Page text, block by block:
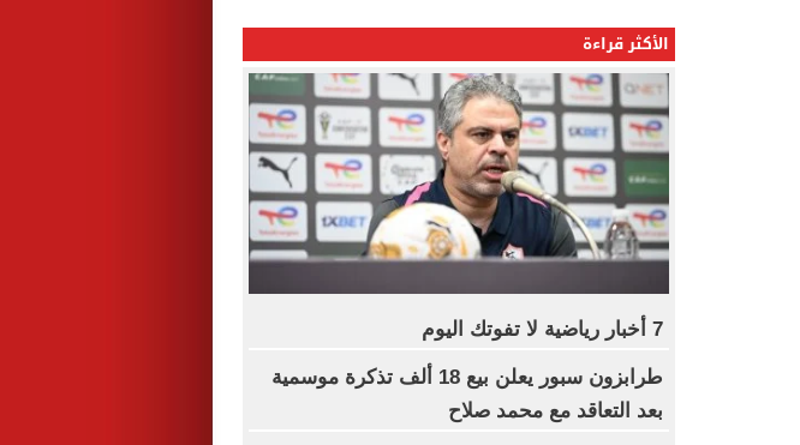
الأكثر قراءة
7 أخبار رياضية لا تفوتك اليوم
طرابزون سبور يعلن بيع 18 ألف تذكرة موسمية
بعد التعاقد مع محمد صلاح